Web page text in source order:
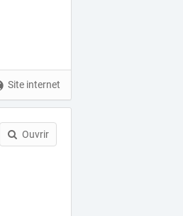
Site internet
Ouvrir